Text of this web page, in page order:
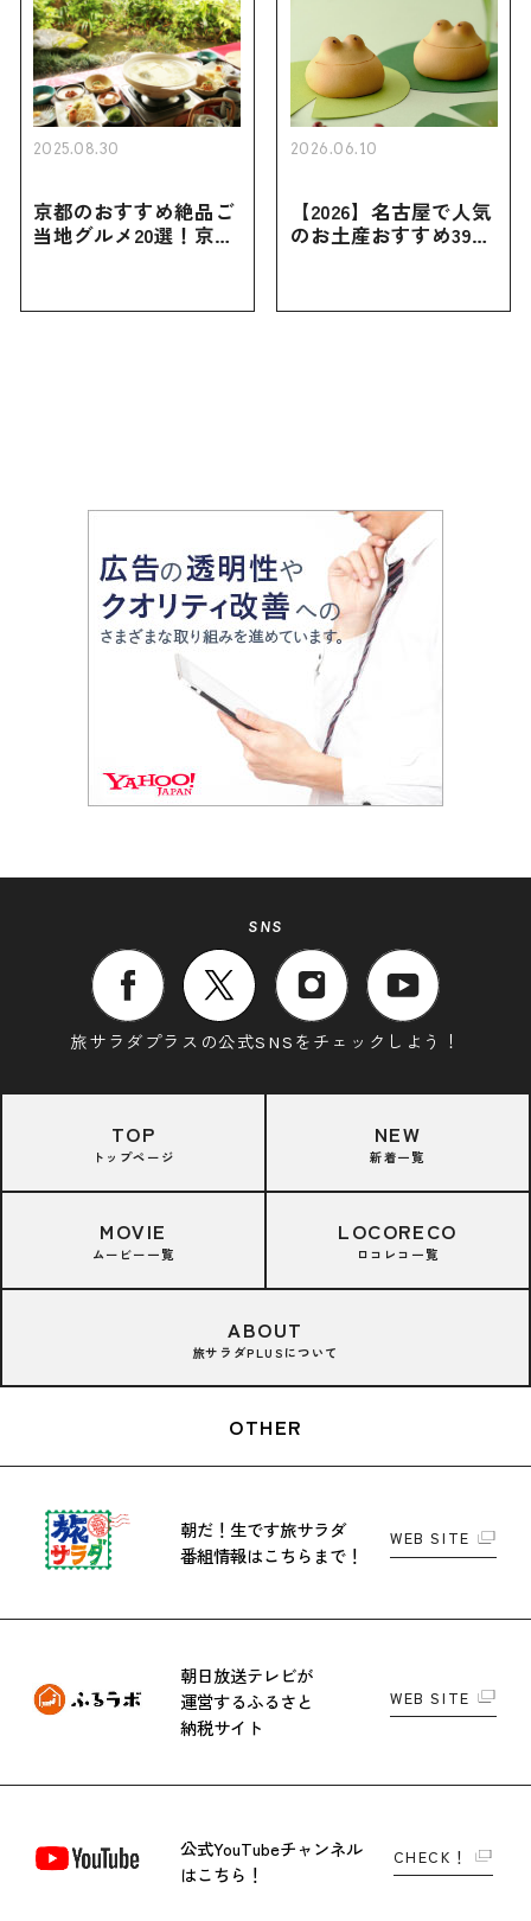
2025.08.30
京都のおすすめ絶品ご
当地グルメ20選！京都
2026.06.10
【2026】名古屋で人気
のお土産おすすめ39選
お土産・ばらまき用ま
SNS
旅サラダプラスの公式SNSをチェックしよう！
TOP
トップページ
NEW
新着一覧
MOVIE
ムービー一覧
LOCORECO
ロコレコ一覧
ABOUT
旅サラダPLUSについて
OTHER
朝だ！生です旅サラダ
番組情報はこちらまで！
WEB SITE
朝日放送テレビが
運営するふるさと
納税サイト
WEB SITE
公式YouTubeチャンネル
はこちら！
CHECK！